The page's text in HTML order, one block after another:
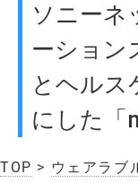
ソニーネ
ーション
とヘルス
にした「
TOP > ウェアラブ